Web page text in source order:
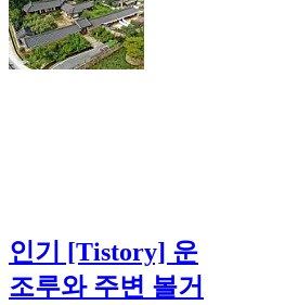
인기
[Tistory] 운
조루와 주변 볼거